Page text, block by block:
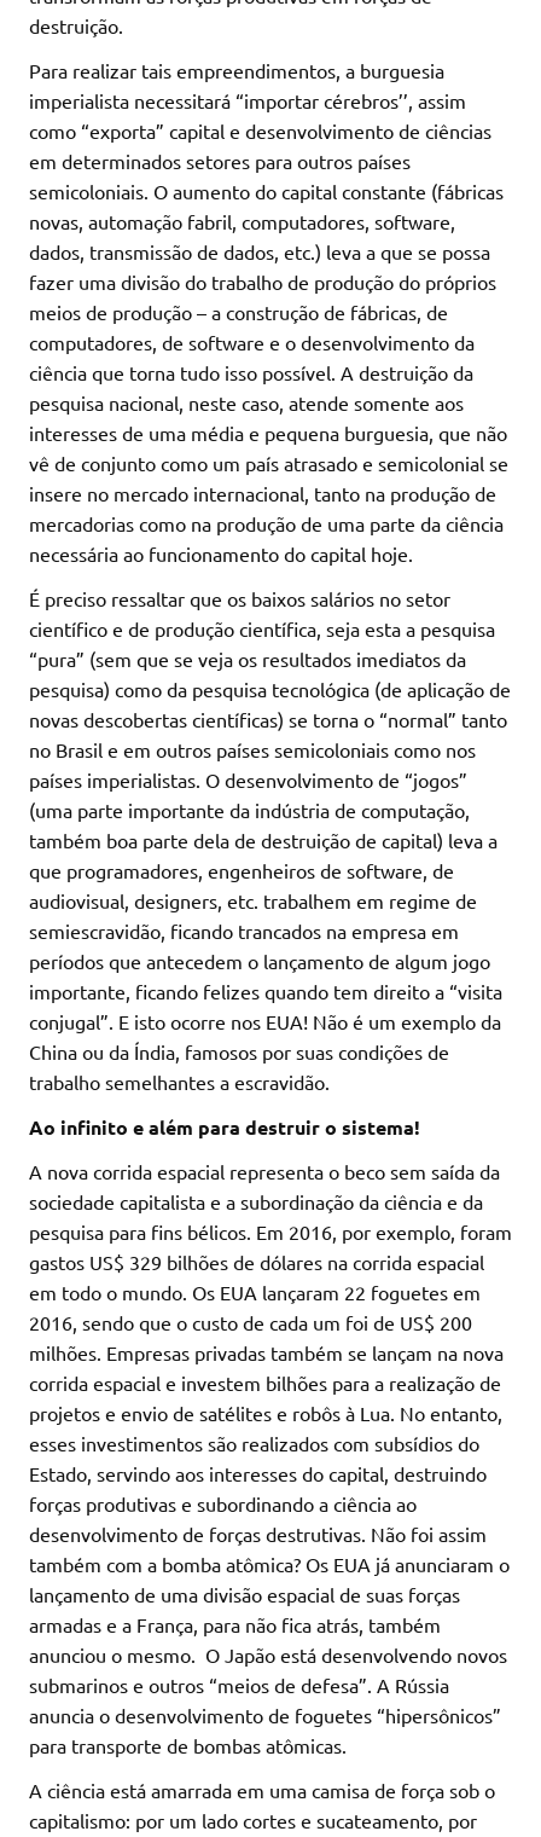
destruição.
Para realizar tais empreendimentos, a burguesia
imperialista necessitará “importar cérebros’’, assim
como “exporta” capital e desenvolvimento de ciências
em determinados setores para outros países
semicoloniais. O aumento do capital constante (fábricas
novas, automação fabril, computadores, software,
dados, transmissão de dados, etc.) leva a que se possa
fazer uma divisão do trabalho de produção do próprios
meios de produção – a construção de fábricas, de
computadores, de software e o desenvolvimento da
ciência que torna tudo isso possível. A destruição da
pesquisa nacional, neste caso, atende somente aos
interesses de uma média e pequena burguesia, que não
vê de conjunto como um país atrasado e semicolonial se
insere no mercado internacional, tanto na produção de
mercadorias como na produção de uma parte da ciência
necessária ao funcionamento do capital hoje.
É preciso ressaltar que os baixos salários no setor
científico e de produção científica, seja esta a pesquisa
“pura” (sem que se veja os resultados imediatos da
pesquisa) como da pesquisa tecnológica (de aplicação de
novas descobertas científicas) se torna o “normal” tanto
no Brasil e em outros países semicoloniais como nos
países imperialistas. O desenvolvimento de “jogos”
(uma parte importante da indústria de computação,
também boa parte dela de destruição de capital) leva a
que programadores, engenheiros de software, de
audiovisual, designers, etc. trabalhem em regime de
semiescravidão, ficando trancados na empresa em
períodos que antecedem o lançamento de algum jogo
importante, ficando felizes quando tem direito a “visita
conjugal”. E isto ocorre nos EUA! Não é um exemplo da
China ou da Índia, famosos por suas condições de
trabalho semelhantes a escravidão.
Ao infinito e além para destruir o sistema!
A nova corrida espacial representa o beco sem saída da
sociedade capitalista e a subordinação da ciência e da
pesquisa para fins bélicos. Em 2016, por exemplo, foram
gastos US$ 329 bilhões de dólares na corrida espacial
em todo o mundo. Os EUA lançaram 22 foguetes em
2016, sendo que o custo de cada um foi de US$ 200
milhões. Empresas privadas também se lançam na nova
corrida espacial e investem bilhões para a realização de
projetos e envio de satélites e robôs à Lua. No entanto,
esses investimentos são realizados com subsídios do
Estado, servindo aos interesses do capital, destruindo
forças produtivas e subordinando a ciência ao
desenvolvimento de forças destrutivas. Não foi assim
também com a bomba atômica? Os EUA já anunciaram o
lançamento de uma divisão espacial de suas forças
armadas e a França, para não fica atrás, também
anunciou o mesmo. O Japão está desenvolvendo novos
submarinos e outros “meios de defesa”. A Rússia
anuncia o desenvolvimento de foguetes “hipersônicos”
para transporte de bombas atômicas.
A ciência está amarrada em uma camisa de força sob o
capitalismo: por um lado cortes e sucateamento, por